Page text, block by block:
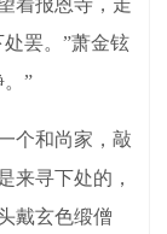
着报恩寺，走
罢。”萧金铉
”
个和尚家，敲
来寻下处的，
戴玄色缎僧